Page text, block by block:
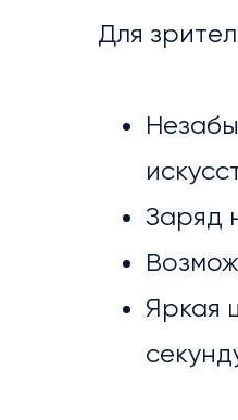
Для
Заряд
Яркая